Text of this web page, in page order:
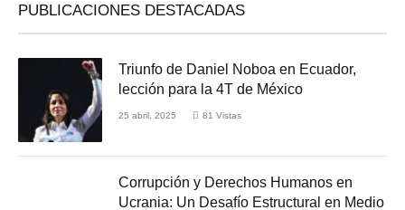
PUBLICACIONES DESTACADAS
Triunfo de Daniel Noboa en Ecuador,
lección para la 4T de México
25 abril, 2025 81 Vistas
Corrupción y Derechos Humanos en
Ucrania: Un Desafío Estructural en Medio